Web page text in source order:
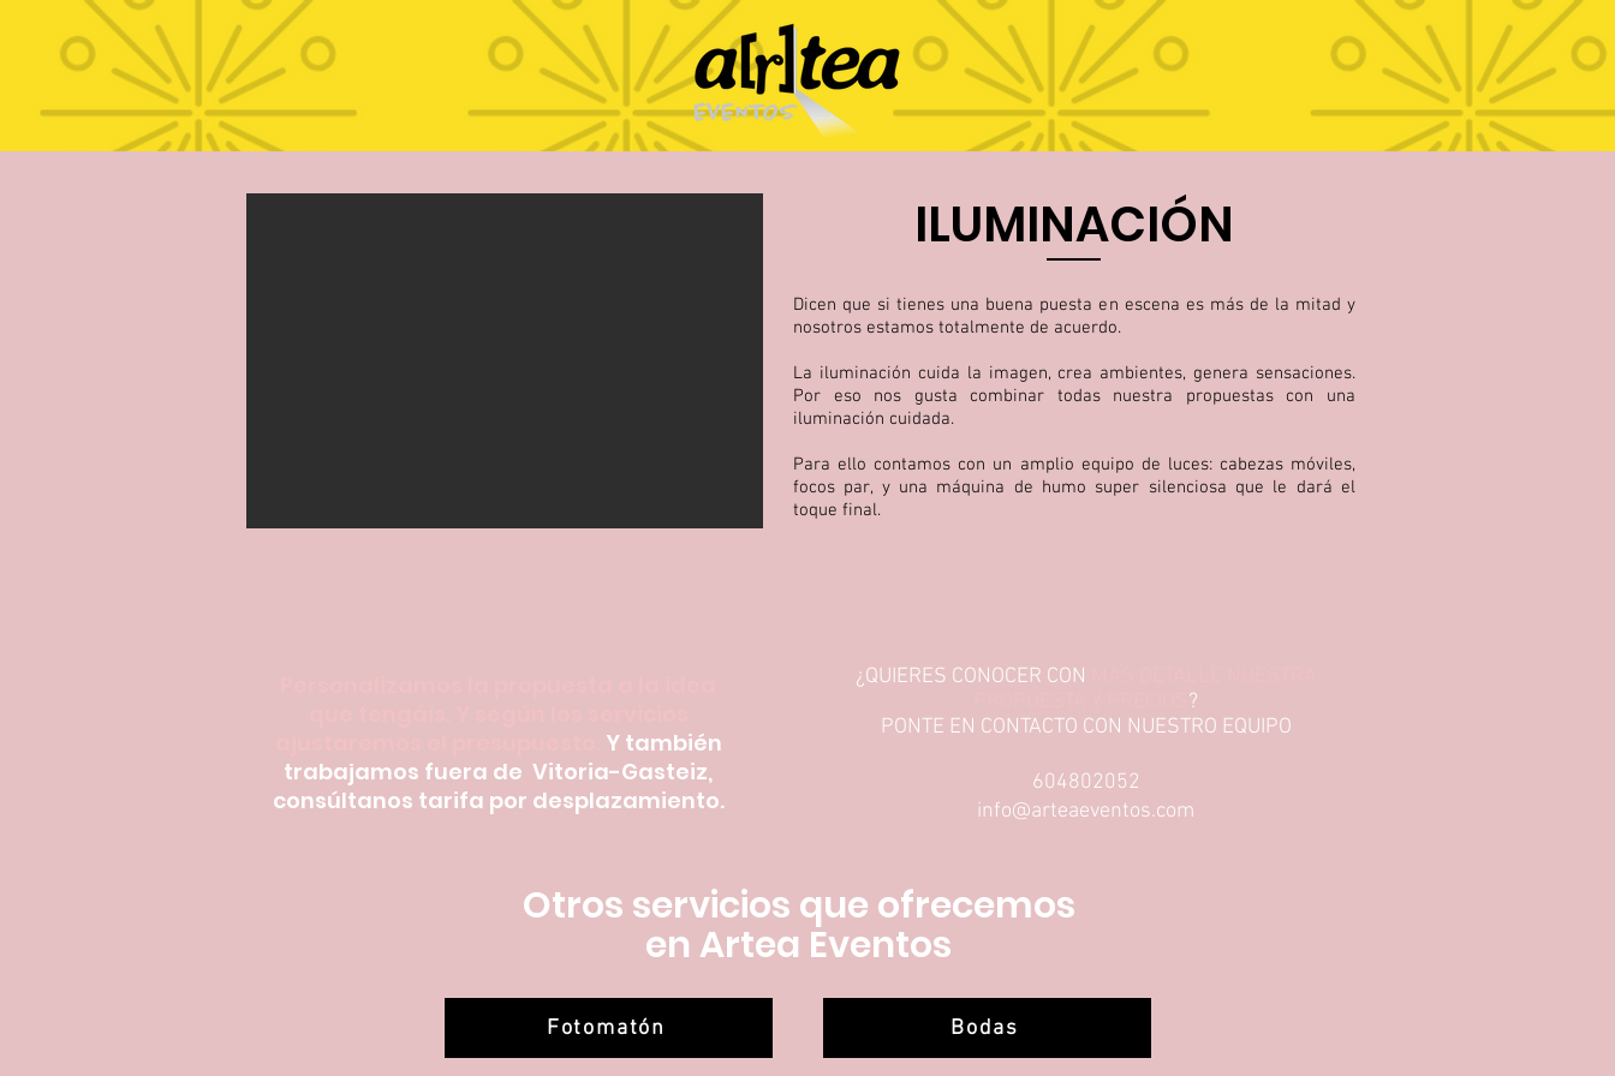
Dicen que si tienes una buena puesta en escena es más de la mitad y
nosotros estamos totalmente de acuerdo.
La iluminación cuida la imagen, crea ambientes, genera sensaciones.
Por eso nos gusta combinar todas nuestra propuestas con una
iluminación cuidada.
Para ello contamos con un amplio equipo de luces: cabezas móviles,
focos par, y una máquina de humo super silenciosa que le dará el
toque final.
ILUMINACIÓN
Y también
trabajamos fuera de Vitoria-Gasteiz,
consúltanos tarifa por desplazamiento.
¿QUIERES CONOCER CON
?
PONTE EN CONTACTO CON NUESTRO EQUIPO
604802052
info@arteaeventos.com
Otros servicios que ofrecemos
en Artea Eventos
Fotomatón Bodas